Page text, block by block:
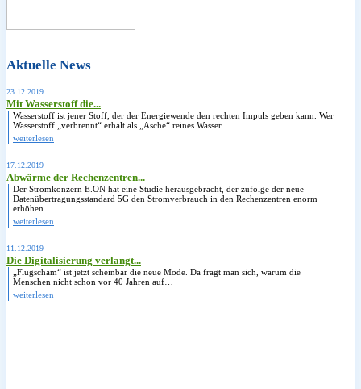
Aktuelle News
23.12.2019
Mit Wasserstoff die...
Wasserstoff ist jener Stoff, der der Energiewende den rechten Impuls geben kann. Wer
Wasserstoff „verbrennt“ erhält als „Asche“ reines Wasser….
weiterlesen
17.12.2019
Abwärme der Rechenzentren...
Der Stromkonzern E.ON hat eine Studie herausgebracht, der zufolge der neue
Datenübertragungsstandard 5G den Stromverbrauch in den Rechenzentren enorm
erhöhen…
weiterlesen
11.12.2019
Die Digitalisierung verlangt...
„Flugscham“ ist jetzt scheinbar die neue Mode. Da fragt man sich, warum die
Menschen nicht schon vor 40 Jahren auf…
weiterlesen